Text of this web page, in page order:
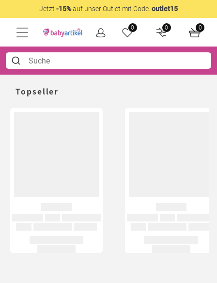
Jetzt -15%auf unser Outlet mit Code: outlet15
0 0 0
Topseller